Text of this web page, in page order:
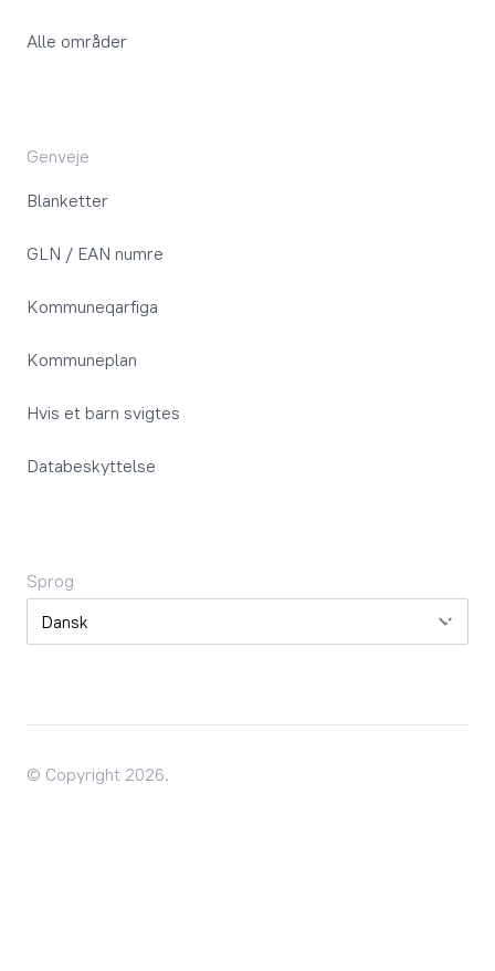
Alle områder
Genveje
Blanketter
GLN / EAN numre
Kommuneqarfiga
Kommuneplan
Hvis et barn svigtes
Databeskyttelse
Sprog
Sprog
© Copyright 2026.